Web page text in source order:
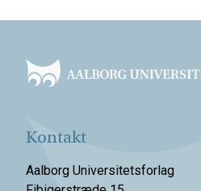
Kontakt
Aalborg Universitetsforlag